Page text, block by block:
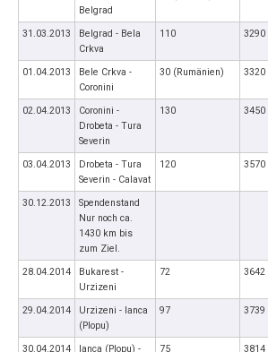
Belgrad
31.03.2013
Belgrad - Bela
Crkva
110 3290
01.04.2013
Bele Crkva -
Coronini
30 (Rumänien) 3320
02.04.2013
Coronini -
Drobeta - Tura
Severin
130 3450
03.04.2013
Drobeta - Tura
Severin - Calavat
120 3570
30.12.2013
Spendenstand
Nur noch ca.
1430 km bis
zum Ziel.
28.04.2014
Bukarest -
Urzizeni
72 3642
29.04.2014
Urzizeni - Ianca
(Plopu)
97 3739
30.04.2014
Ianca (Plopu) -
75 3814